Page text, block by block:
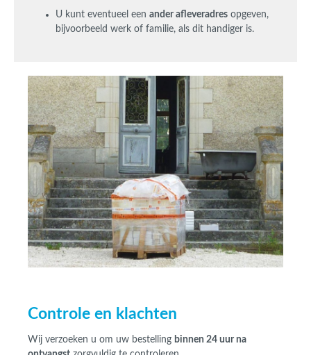
U kunt eventueel een ander afleveradres opgeven,
bijvoorbeeld werk of familie, als dit handiger is.
Controle en klachten
Wij verzoeken u om uw bestelling binnen 24 uur na